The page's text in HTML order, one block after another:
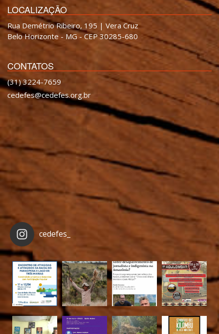
LOCALIZAÇÃO
Rua Demétrio Ribeiro, 195 | Vera Cruz
Belo Horizonte - MG - CEP 30285-680
CONTATOS
(31) 3224-7659
cedefes@cedefes.org.br
cedefes_